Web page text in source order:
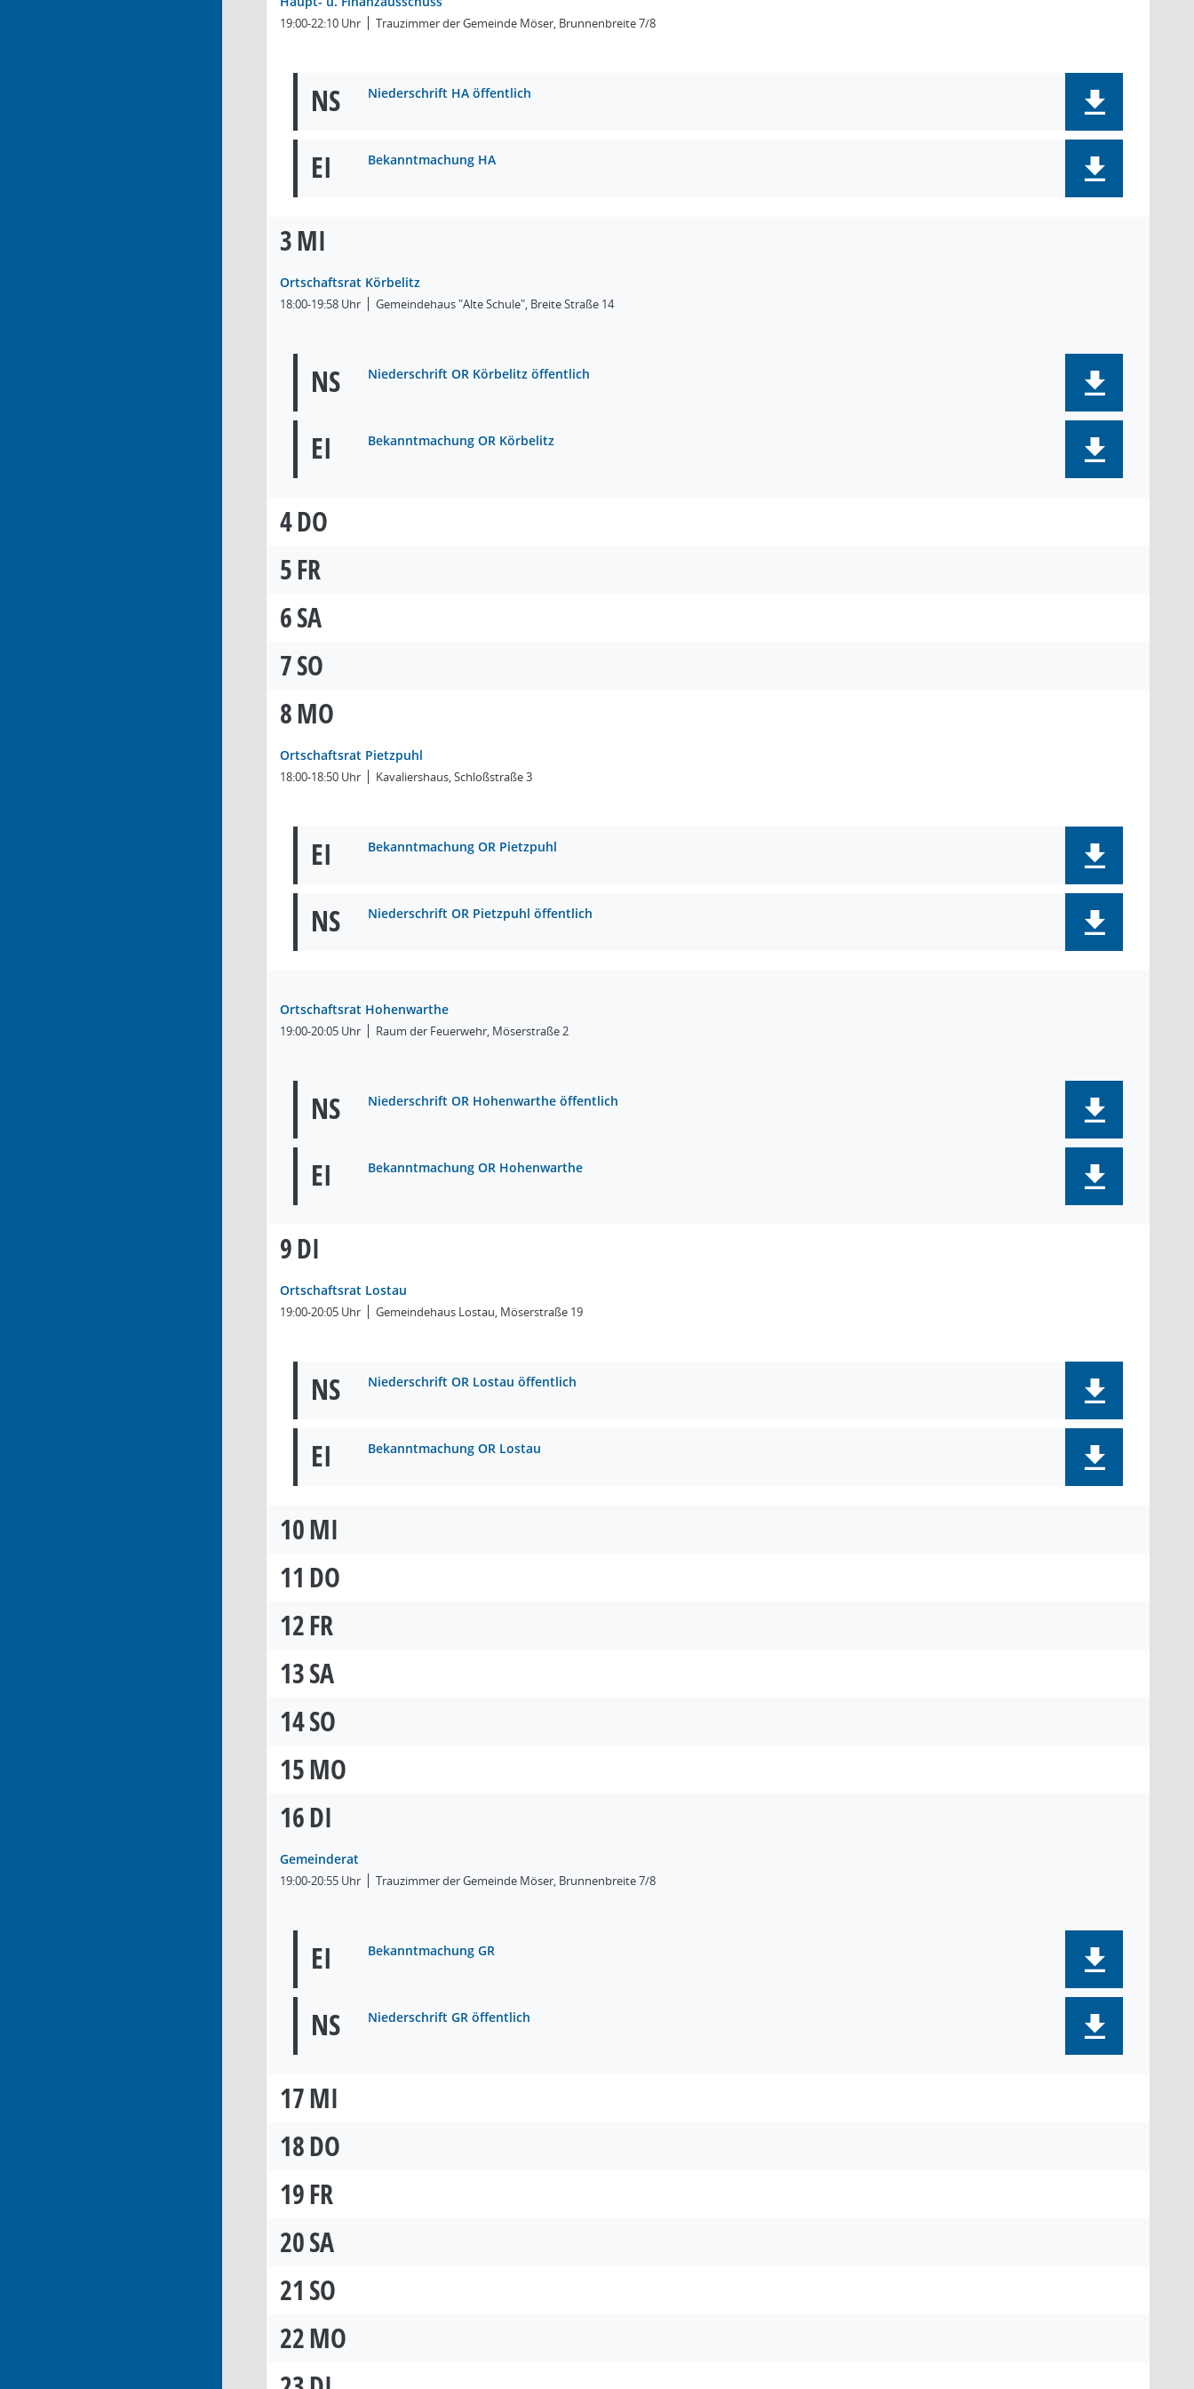
19:00-22:10 Uhr Trauzimmer der Gemeinde Möser, Brunnenbreite 7/8
NS Niederschrift HA öffentlich
EI Bekanntmachung HA
3MI
Ortschaftsrat Körbelitz
18:00-19:58 Uhr Gemeindehaus "Alte Schule", Breite Straße 14
NS Niederschrift OR Körbelitz öffentlich
EI Bekanntmachung OR Körbelitz
4DO
5FR
6SA
7SO
8MO
Ortschaftsrat Pietzpuhl
18:00-18:50 Uhr Kavaliershaus, Schloßstraße 3
EI Bekanntmachung OR Pietzpuhl
NS Niederschrift OR Pietzpuhl öffentlich
Ortschaftsrat Hohenwarthe
19:00-20:05 Uhr Raum der Feuerwehr, Möserstraße 2
NS Niederschrift OR Hohenwarthe öffentlich
EI Bekanntmachung OR Hohenwarthe
9DI
Ortschaftsrat Lostau
19:00-20:05 Uhr Gemeindehaus Lostau, Möserstraße 19
NS Niederschrift OR Lostau öffentlich
EI Bekanntmachung OR Lostau
10MI
11 DO
12FR
13SA
14SO
15MO
16DI
Gemeinderat
19:00-20:55 Uhr Trauzimmer der Gemeinde Möser, Brunnenbreite 7/8
EI Bekanntmachung GR
NS Niederschrift GR öffentlich
17MI
18DO
19FR
20SA
21 SO
22MO